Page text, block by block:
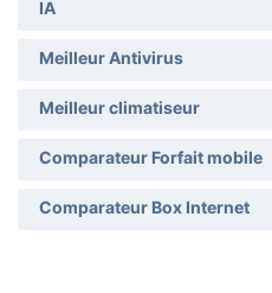
IA
Meilleur Antivirus
Meilleur climatiseur
Comparateur Forfait mobile
Comparateur Box Internet